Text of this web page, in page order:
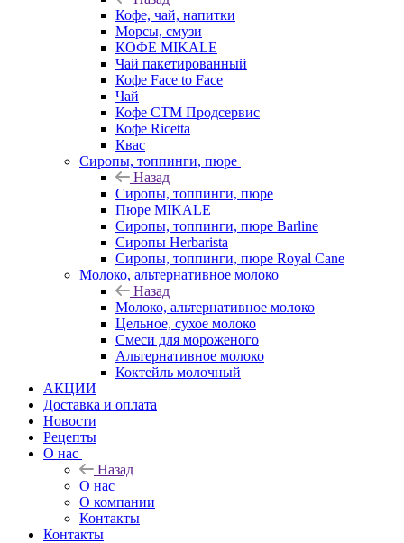
Кофе, чай, напитки
Морсы, смузи
КОФЕ MIKALE
Чай пакетированный
Кофе Face to Face
Чай
Кофе СТМ Продсервис
Кофе Ricetta
Квас
Сиропы, топпинги, пюре
Назад
Сиропы, топпинги, пюре
Пюре MIKALE
Сиропы, топпинги, пюре Barline
Сиропы Herbarista
Сиропы, топпинги, пюре Royal Cane
Молоко, альтернативное молоко
Назад
Молоко, альтернативное молоко
Цельное, сухое молоко
Смеси для мороженого
Альтернативное молоко
Коктейль молочный
АКЦИИ
Доставка и оплата
Новости
Рецепты
О нас
Назад
О нас
О компании
Контакты
Контакты